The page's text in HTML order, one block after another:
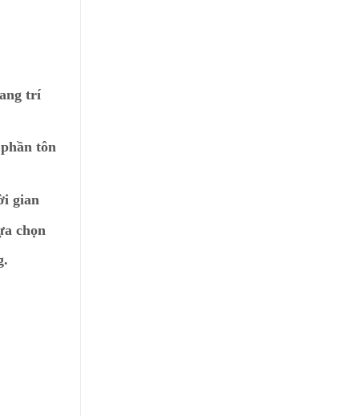
trí
tôn
gian
chọn